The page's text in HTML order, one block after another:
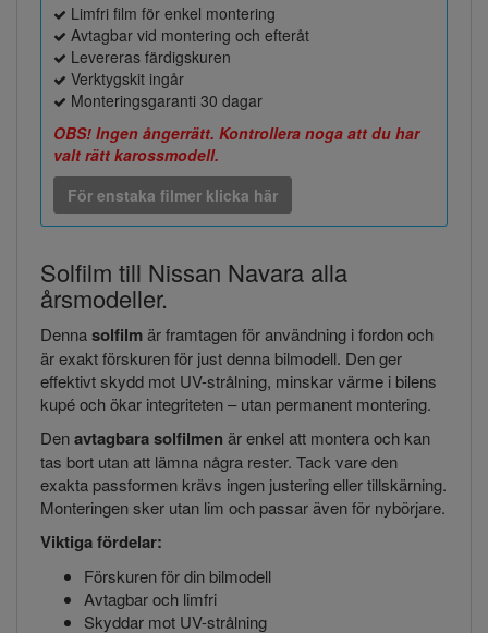
Limfri film för enkel montering
Avtagbar vid montering och efteråt
Levereras färdigskuren
Verktygskit ingår
Monteringsgaranti 30 dagar
OBS! Ingen ångerrätt. Kontrollera noga att du har
valt rätt karossmodell.
För enstaka filmer klicka här
Solfilm till Nissan Navara alla
årsmodeller.
Dennasolfilmär framtagen för användning i fordon och
är exakt förskuren för just denna bilmodell. Den ger
effektivt skydd mot UV-strålning, minskar värme i bilens
kupé och ökar integriteten – utan permanent montering.
Denavtagbara solfilmen är enkel att montera och kan
tas bort utan att lämna några rester. Tack vare den
exakta passformen krävs ingen justering eller tillskärning.
Monteringen sker utan lim och passar även för nybörjare.
Viktiga fördelar:
Förskuren för din bilmodell
Avtagbar och limfri
Skyddar mot UV-strålning